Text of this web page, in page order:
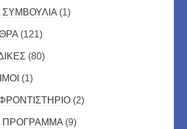
(1)
(121)
(80)
(1)
(2)
ΠΡΟΓΡΑΜΜΑ (9)